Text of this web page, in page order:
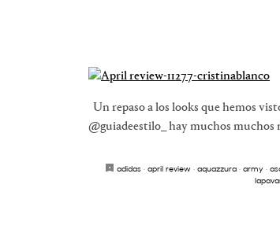
Un repaso a los looks que hemos
@guiadeestilo_ hay muchos muchos
adidas · april review · aquazzura · army ·